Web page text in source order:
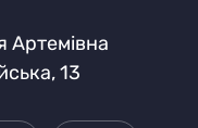
Артемівна
13